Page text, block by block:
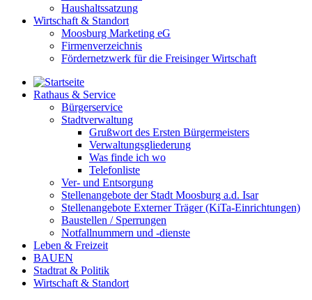
Haushaltssatzung
Wirtschaft & Standort
Moosburg Marketing eG
Firmenverzeichnis
Fördernetzwerk für die Freisinger Wirtschaft
Rathaus & Service
Bürgerservice
Stadtverwaltung
Grußwort des Ersten Bürgermeisters
Verwaltungsgliederung
Was finde ich wo
Telefonliste
Ver- und Entsorgung
Stellenangebote der Stadt Moosburg a.d. Isar
Stellenangebote Externer Träger (KiTa-Einrichtungen)
Baustellen / Sperrungen
Notfallnummern und -dienste
Leben & Freizeit
BAUEN
Stadtrat & Politik
Wirtschaft & Standort